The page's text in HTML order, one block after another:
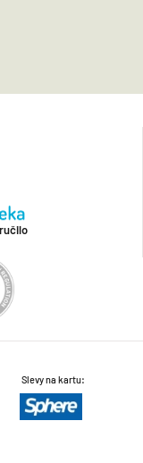
Slevy na kartu: